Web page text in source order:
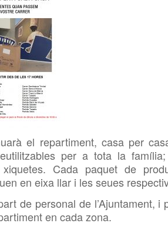
el repartiment, casa per
per a tota la
Cada paquet de
en eixa llar i les seues
de personal de l’Ajuntament, i
en cada zona.